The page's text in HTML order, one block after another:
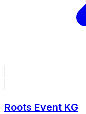
Roots Event KG